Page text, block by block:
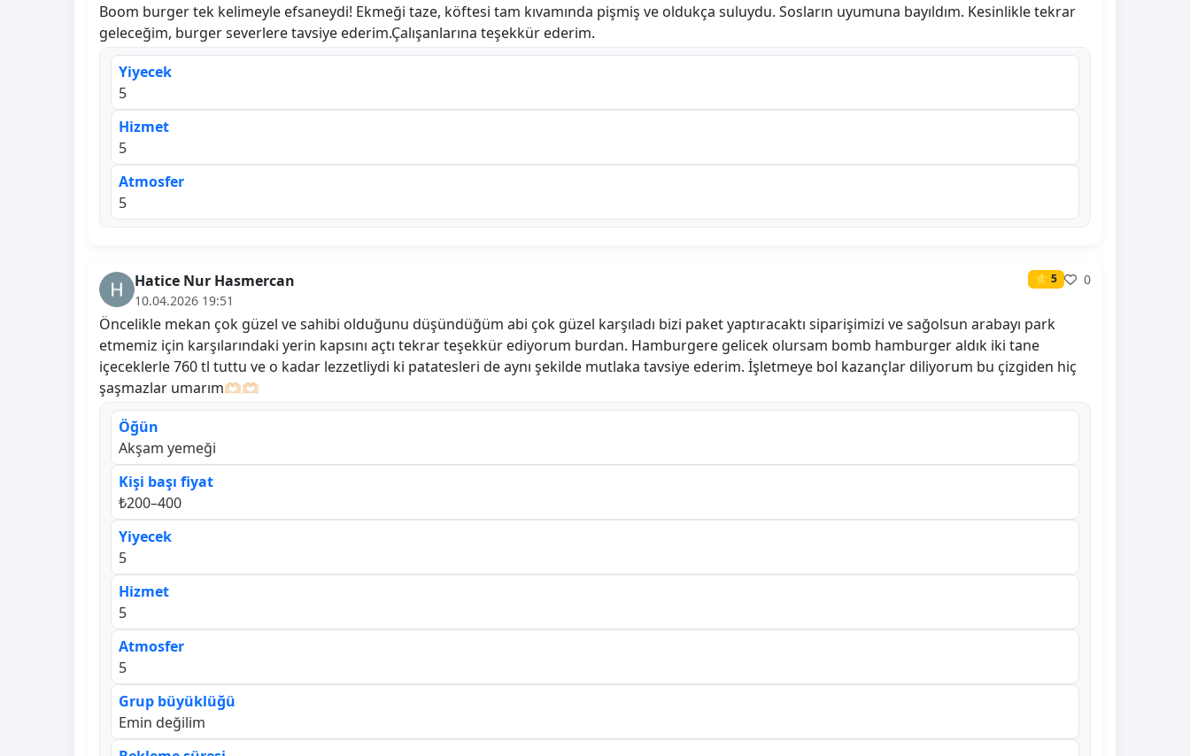
Boom burger tek kelimeyle efsaneydi! Ekmeği taze, köftesi tam kıvamında pişmiş ve oldukça suluydu. Sosların uyumuna bayıldım. Kesinlikle tekrar
geleceğim, burger severlere tavsiye ederim.Çalışanlarına teşekkür ederim.
Yiyecek
5
Hizmet
5
Atmosfer
5
Hatice Nur Hasmercan ⭐ 5
0
10.04.2026 19:51
Öncelikle mekan çok güzel ve sahibi olduğunu düşündüğüm abi çok güzel karşıladı bizi paket yaptıracaktı siparişimizi ve sağolsun arabayı park
etmemiz için karşılarındaki yerin kapsını açtı tekrar teşekkür ediyorum burdan. Hamburgere gelicek olursam bomb hamburger aldık iki tane
içeceklerle 760 tl tuttu ve o kadar lezzetliydi ki patatesleri de aynı şekilde mutlaka tavsiye ederim. İşletmeye bol kazançlar diliyorum bu çizgiden hiç
şaşmazlar umarım🫶🏻🫶🏻
Öğün
Akşam yemeği
Kişi başı fiyat
₺200–400
Yiyecek
5
Hizmet
5
Atmosfer
5
Grup büyüklüğü
Emin değilim